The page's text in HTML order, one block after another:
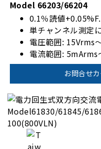
Model 66203/66204
0.1％読値
単チャンネル測定
電圧範囲: 15Vrms
電流範囲: 5mArms
EnergyStar/IEC
オプションで
お問合せ